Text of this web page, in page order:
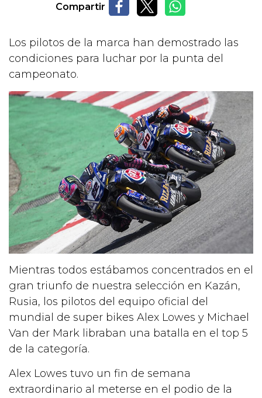
Compartir
Los pilotos de la marca han demostrado las
condiciones para luchar por la punta del
campeonato.
Mientras todos estábamos concentrados en el
gran triunfo de nuestra selección en Kazán,
Rusia, los pilotos del equipo oficial del
mundial de super bikes Alex Lowes y Michael
Van der Mark libraban una batalla en el top 5
de la categoría.
Alex Lowes tuvo un fin de semana
extraordinario al meterse en el podio de la